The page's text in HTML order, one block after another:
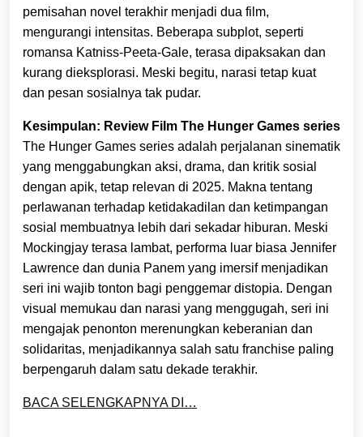
pemisahan novel terakhir menjadi dua film,
mengurangi intensitas. Beberapa subplot, seperti
romansa Katniss-Peeta-Gale, terasa dipaksakan dan
kurang dieksplorasi. Meski begitu, narasi tetap kuat
dan pesan sosialnya tak pudar.
Kesimpulan: Review Film The Hunger Games series
The Hunger Games series adalah perjalanan sinematik
yang menggabungkan aksi, drama, dan kritik sosial
dengan apik, tetap relevan di 2025. Makna tentang
perlawanan terhadap ketidakadilan dan ketimpangan
sosial membuatnya lebih dari sekadar hiburan. Meski
Mockingjay terasa lambat, performa luar biasa Jennifer
Lawrence dan dunia Panem yang imersif menjadikan
seri ini wajib tonton bagi penggemar distopia. Dengan
visual memukau dan narasi yang menggugah, seri ini
mengajak penonton merenungkan keberanian dan
solidaritas, menjadikannya salah satu franchise paling
berpengaruh dalam satu dekade terakhir.
BACA SELENGKAPNYA DI…